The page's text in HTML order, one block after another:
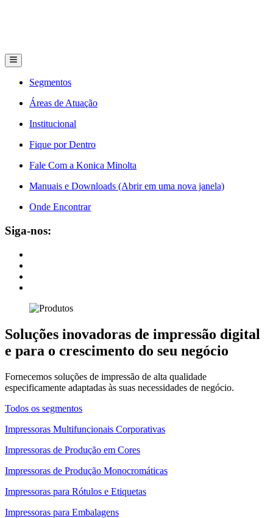
Segmentos
Áreas de Atuação
Institucional
Fique por Dentro
Fale Com a Konica Minolta
Manuais e Downloads (Abrir em uma nova janela)
Onde Encontrar
Siga-nos:
Soluções inovadoras de impressão digital
e para o crescimento do seu negócio
Fornecemos soluções de impressão de alta qualidade
especificamente adaptadas às suas necessidades de negócio.
Todos os segmentos
Impressoras Multifuncionais Corporativas
Impressoras de Produção em Cores
Impressoras de Produção Monocromáticas
Impressoras para Rótulos e Etiquetas
Impressoras para Embalagens